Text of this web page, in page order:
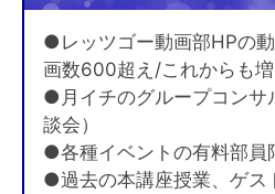
●レッツゴー動画部HPの
画数600超え/これからも増
●月イチのグループコンサ
談会）
●各種イベントの有料部員
●過去の本講座授業、ゲス